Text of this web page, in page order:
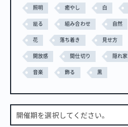
照明 癒やし 白
籠る 組み合わせ 自然
花 落ち着き 見せ方
開放感 間仕切り 隠れ家
音楽 飾る 黒
開催期を選択してください。